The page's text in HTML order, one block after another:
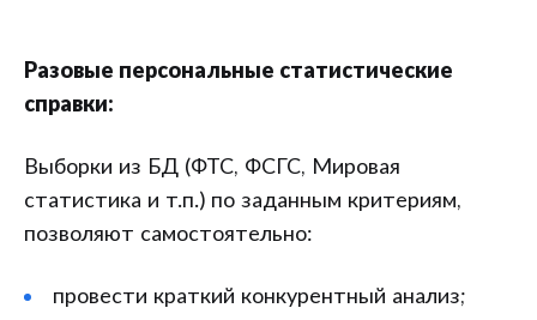
Разовые персональные статистические
справки:
Выборки из БД (ФТС, ФСГС, Мировая
статистика и т.п.) по заданным критериям,
позволяют самостоятельно:
провести краткий конкурентный анализ;